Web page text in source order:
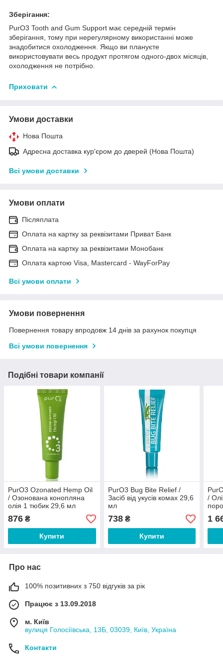
Зберігання:
PurO3 Tooth and Gum Support має середній термін
зберігання, тому при нерегулярному використанні може
знадобитися охолодження. Якщо ви плануєте
використовувати весь продукт протягом одного-двох місяців,
охолодження не потрібно.
Приховати
Умови доставки
Нова Пошта
Адресна доставка кур'єром до дверей (Нова Пошта)
Всі умови доставки
Умови оплати
Післяплата
Оплата на картку за реквізитами Приват Банк
Оплата на картку за реквізитами Монобанк
Оплата картою Visa, Mastercard - WayForPay
Всі умови оплати
Умови повернення
Повернення товару впродовж 14 днів за рахунок покупця
Всі умови повернення
Подібні товари компанії
PurO3 Ozonated Hemp Oil
/ Озонована конопляна
олія 1 тюбик 29,6 мл
876 ₴
Купити
PurO3 Bug Bite Relief /
Засіб від укусів комах 29,6
мл
738₴
Купити
/
1
Про нас
100% позитивних з 750 відгуків за рік
Працює з 13.09.2018
м. Київ
вулиця Голосіївська, 13Б, 03039, Київ, Україна
Контакти